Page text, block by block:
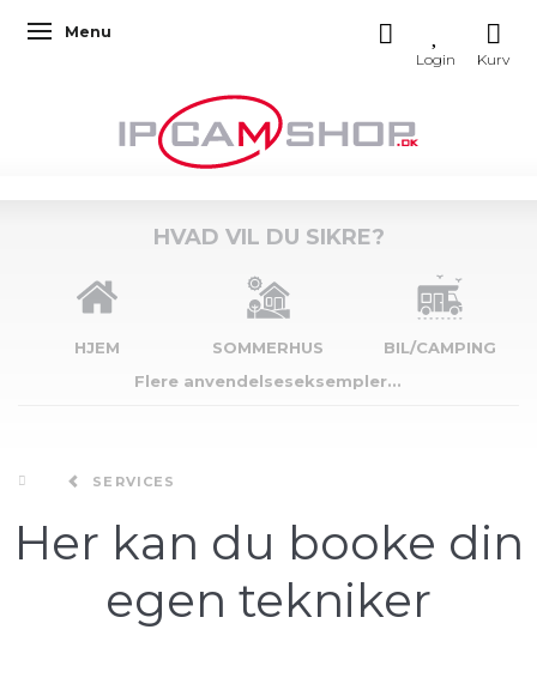
Skifte navigation
Menu
HVAD VIL DU SIKRE?
HJEM SOMMERHUS
BIL/CAMPING
Flere anvendelseseksempler...
SERVICES
Her kan du booke din
egen tekniker